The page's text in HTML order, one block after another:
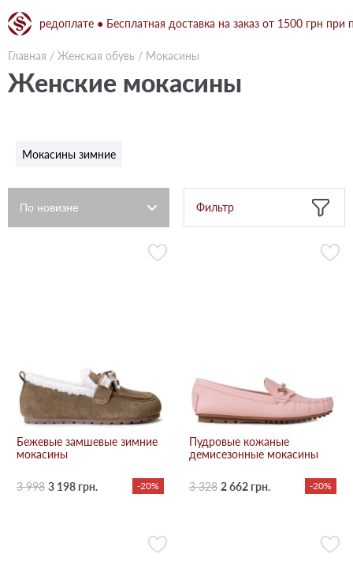
● Бесплатная доставка на заказ от 1500 грн при
Главная / Женская обувь / Мокасины
Женские мокасины
Мокасины зимние
Фильтр
Бежевые замшевые зимние
мокасины
3 998 3 198 грн. -20%
Пудровые кожаные
демисезонные мокасины
3 328 2 662 грн. -20%